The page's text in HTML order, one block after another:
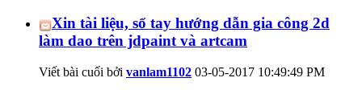
Xin tài liệu, sổ tay hướng dẫn gia công 2d
làm dao trên jdpaint và artcam
Viết bài cuối bởi vanlam1102 03-05-2017 10:49:49 PM